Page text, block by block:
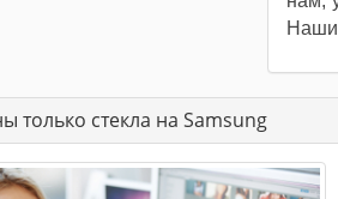
Наши
только стекла на Samsung